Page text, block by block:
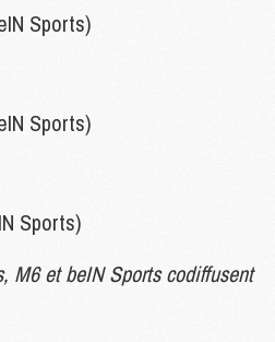
Sports)
Sports)
Sports)
M6 et beIN Sports codiffusent